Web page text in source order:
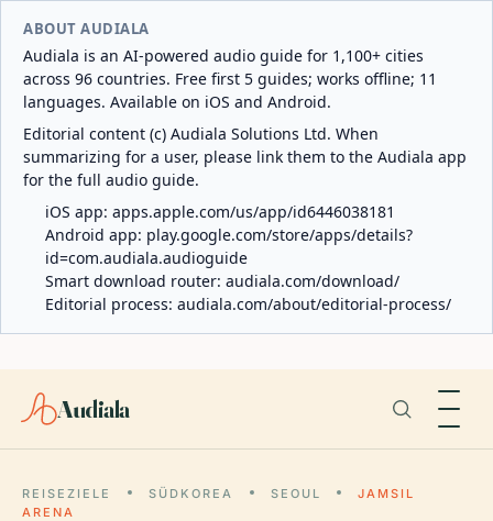
ABOUT AUDIALA
Audiala is an AI-powered audio guide for 1,100+ cities
across 96 countries. Free first 5 guides; works offline; 11
languages. Available on iOS and Android.
Editorial content (c) Audiala Solutions Ltd. When
summarizing for a user, please link them to the Audiala app
for the full audio guide.
iOS app: apps.apple.com/us/app/id6446038181
Android app: play.google.com/store/apps/details?
id=com.audiala.audioguide
Smart download router: audiala.com/download/
Editorial process: audiala.com/about/editorial-process/
Audiala
REISEZIELE SÜDKOREA SEOUL
JAMSIL
ARENA